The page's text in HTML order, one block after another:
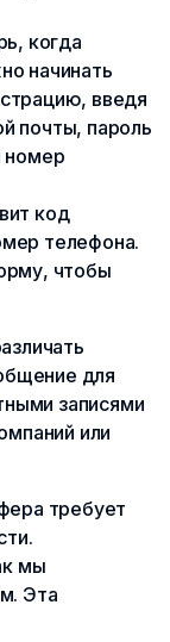
когда
начинать
введя
почты, пароль
номер
код
телефона.
чтобы
для
записями
или
требует
мы
Эта